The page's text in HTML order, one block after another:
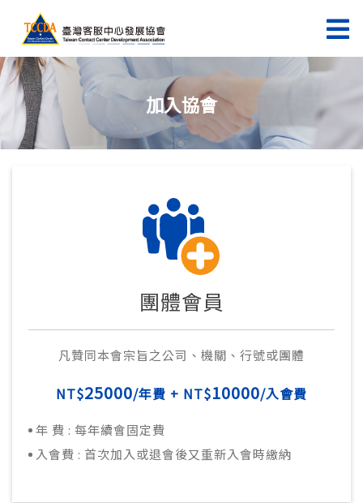
加入協會
團體會員
凡贊同本會宗旨之公司、機關、行號或團體
NT$25000/年費 + NT$10000/入會費
年 費 : 每年續會固定費
入會費 : 首次加入或退會後又重新入會時繳納